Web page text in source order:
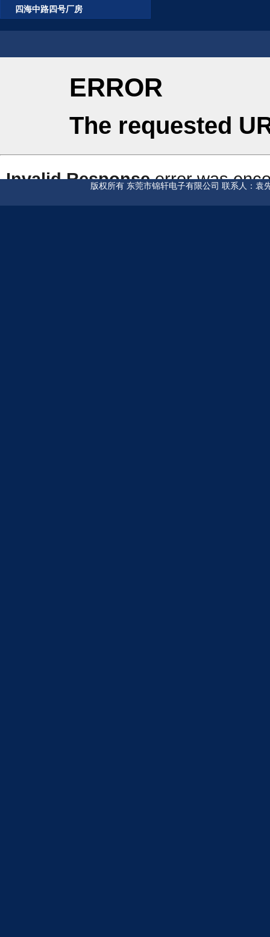
四海中路四号厂房
版权所有 东莞市锦轩电子有限公司 联系人：